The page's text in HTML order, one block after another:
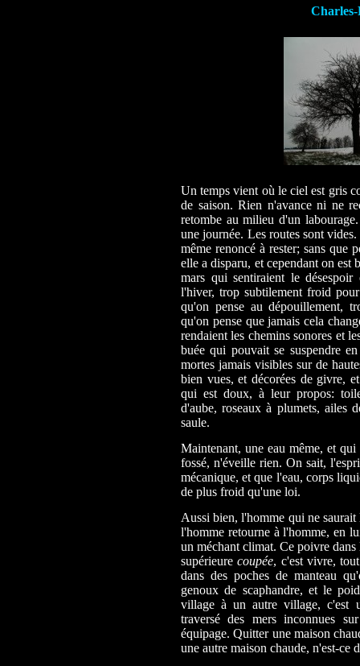
Un temps vient où le ciel est gris
de saison. Rien n'avance ni ne
retombe au milieu d'un
une journée. Les routes sont
même renoncé à rester; sans que
elle a disparu, et cependant on est
mars qui sentiraient le
l'hiver, trop subtilement froid
qu'on pense au dépouillement,
qu'on pense que jamais cela
rendaient les chemins sonores et
buée qui pouvait se suspendre
mortes jamais visibles sur de
bien vues, et décorées de givre,
qui est doux, à leur propos:
d'aube, roseaux à plumets, ailes
saule.
Maintenant, une eau même, et
fossé, n'éveille rien. On sait,
mécanique, et que l'eau, corps
de plus froid qu'une loi.
Aussi bien, l'homme qui ne
l'homme retourne à l'homme, en
un méchant climat. Ce poivre
supérieurecoupée, c'est vivre,
dans des poches de manteau
genoux de scaphandre, et le
village à un autre village, c'est
traversé des mers inconnues
équipage. Quitter une maison
une autre maison chaude, n'est-ce